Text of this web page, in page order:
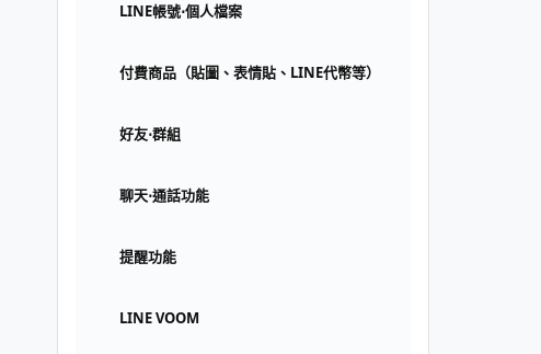
LINE帳號⋅個人檔案
付費商品（貼圖、表情貼、LINE代幣等）
好友⋅群組
聊天⋅通話功能
提醒功能
LINE VOOM